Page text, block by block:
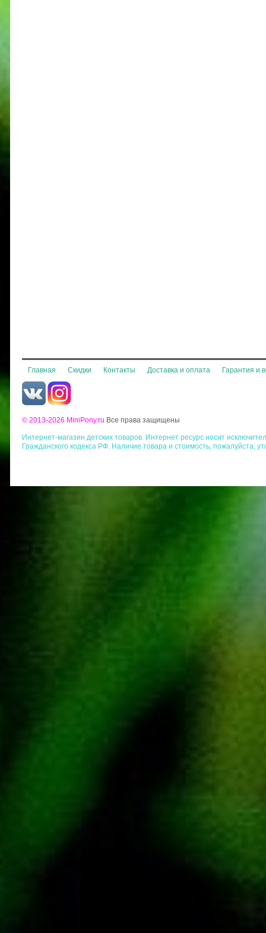
Главная Скидки Контакты Доставка и оплата Гарантия и
© 2013-2026 MiniPony.ru Все права защищены
Интернет-магазин детских товаров. Интернет ресурс носит
Гражданского кодекса РФ. Наличие товара и стоимость, пожалуйста,